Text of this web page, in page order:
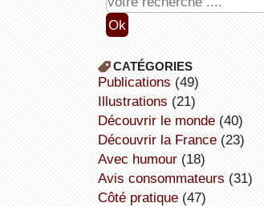
CATÉGORIES
publications (49)
illustrations (21)
découvrir le monde(40)
découvrir la France(23)
avec humour(18)
avis consommateurs (31)
côté pratique(47)